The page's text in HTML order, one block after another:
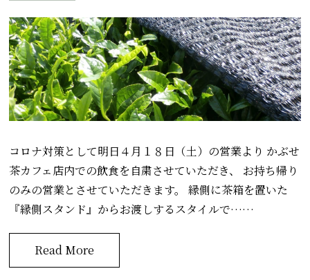
コロナ対策として明日４月１８日（土）の営業より かぶせ
茶カフェ店内での飲食を自粛させていただき、 お持ち帰り
のみの営業とさせていただきます。 縁側に茶箱を置いた
『縁側スタンド』からお渡しするスタイルで……
Read More